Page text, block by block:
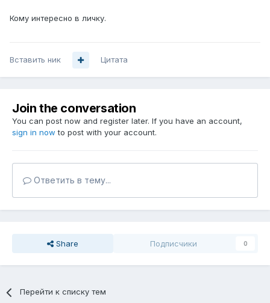
Кому интересно в личку.
Вставить ник Цитата
Join the conversation
You can post now and register later. If you have an account,
sign in now to post with your account.
Ответить в тему...
Share Подписчики 0
Перейти к списку тем